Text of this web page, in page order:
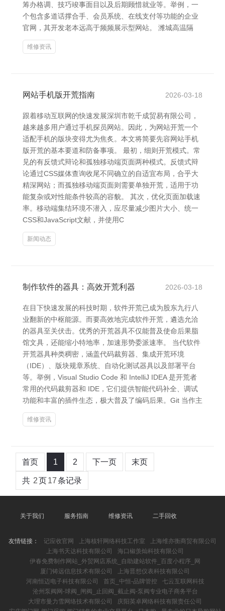
筹办格调、技巧竣事面目以及后期顾惜就业等。举例，一
个包含多道话撑合手、会员系统、在线支付等功能的企业
官网，其开发老本远高于频频展示型网站。 潍城高温隔
维修资讯
网站手机版开荒指南 2026-03-18
跟着移动互联网的快速发展深圳市乾千成贸易有限公司，
越来越多用户通过手机探员网站。因此，为网站开荒一个
适配手机的版块变得尤为焦炙。本文将简要先容网站手机
版开荒的基本要道和防备事项。 最初，细则开荒模式。常
见的有反馈式辩论和孤独移动端页面两种模式。反馈式辩
论通过CSS媒体查询收尾不同确立的自适宜布局，合乎大
精深网站；而孤独移动端页面则需要单独开荒，适用于功
能复杂或对性能条件较高的容貌。 其次，优化页面加载速
率。移动端集结环境不潜入，应尽量减少图片大小、统一
CSS和JavaScript文献，并使用C
新闻动态
制作软件的器具：高效开荒利器 2026-03-18
在目下快速发展的科技时期，软件开荒已成为股东九行八
业翻新的中枢能源。而要高效地完成软件开荒，遴选允洽
的器具至关伏击。优秀的开荒器具不仅能普及使命后果脂
馆文具，还能缩小特地率，加速形势委派速率。 当代软件
开荒器具种类稠密，涵盖代码裁剪器、集成开荒环境
（IDE）、版块规章系统、自动化测试器具以及部署平台
等。举例，Visual Studio Code 和 IntelliJ IDEA 是开荒者
常用的代码裁剪器和 IDE，它们提供智能代码补全、调试
功能和丰富的插件生态，极大普及了编码后果。Git 当作主
维修资讯
首页 1 2 下一页 末页
共 2页17条记录
关于我们 服务指南 维修资讯 二手回收
友情链接： 记应收官网 上海核轩网络科技工作室
上海维亦衡商贸有限公司
上海书天达科技有限公司
海口椒羡灿科技有限公司
伊春免费制作网站_外贸网店系统_自助建站软件_百度小程序_网
厦门铸远信息技术有限公司
上海晋想仪表科技有限公司
河南恒迈电子科技有限公司
首页_中恒-品牌管控
七云互联网科技
沧州泵阀网-球阀_闸阀_止回阀_截止阀-泵阀专业电子商务平台
大理市曼力雪网络技术有限公司
庆阳英卓网络科技有限责任公司